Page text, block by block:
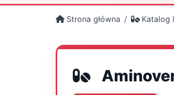
Strona główna Katalog